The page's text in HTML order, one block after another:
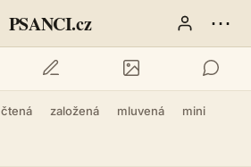
PSANCI.cz ⋯
čtená založená mluvená mini